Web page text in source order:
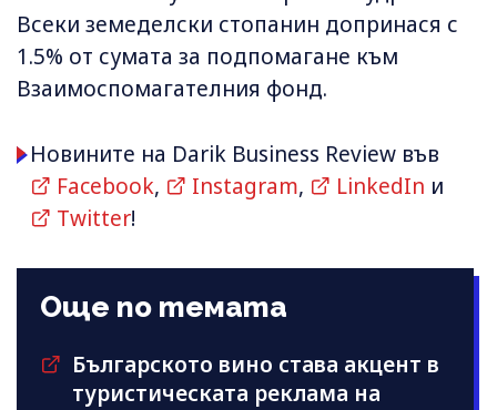
Всеки земеделски стопанин допринася с
1.5% от сумата за подпомагане към
Взаимоспомагателния фонд.
Новините на Darik Business Review във
Facebook, Instagram, LinkedIn и
Twitter!
Още по темата
Българското вино става акцент в
туристическата реклама на